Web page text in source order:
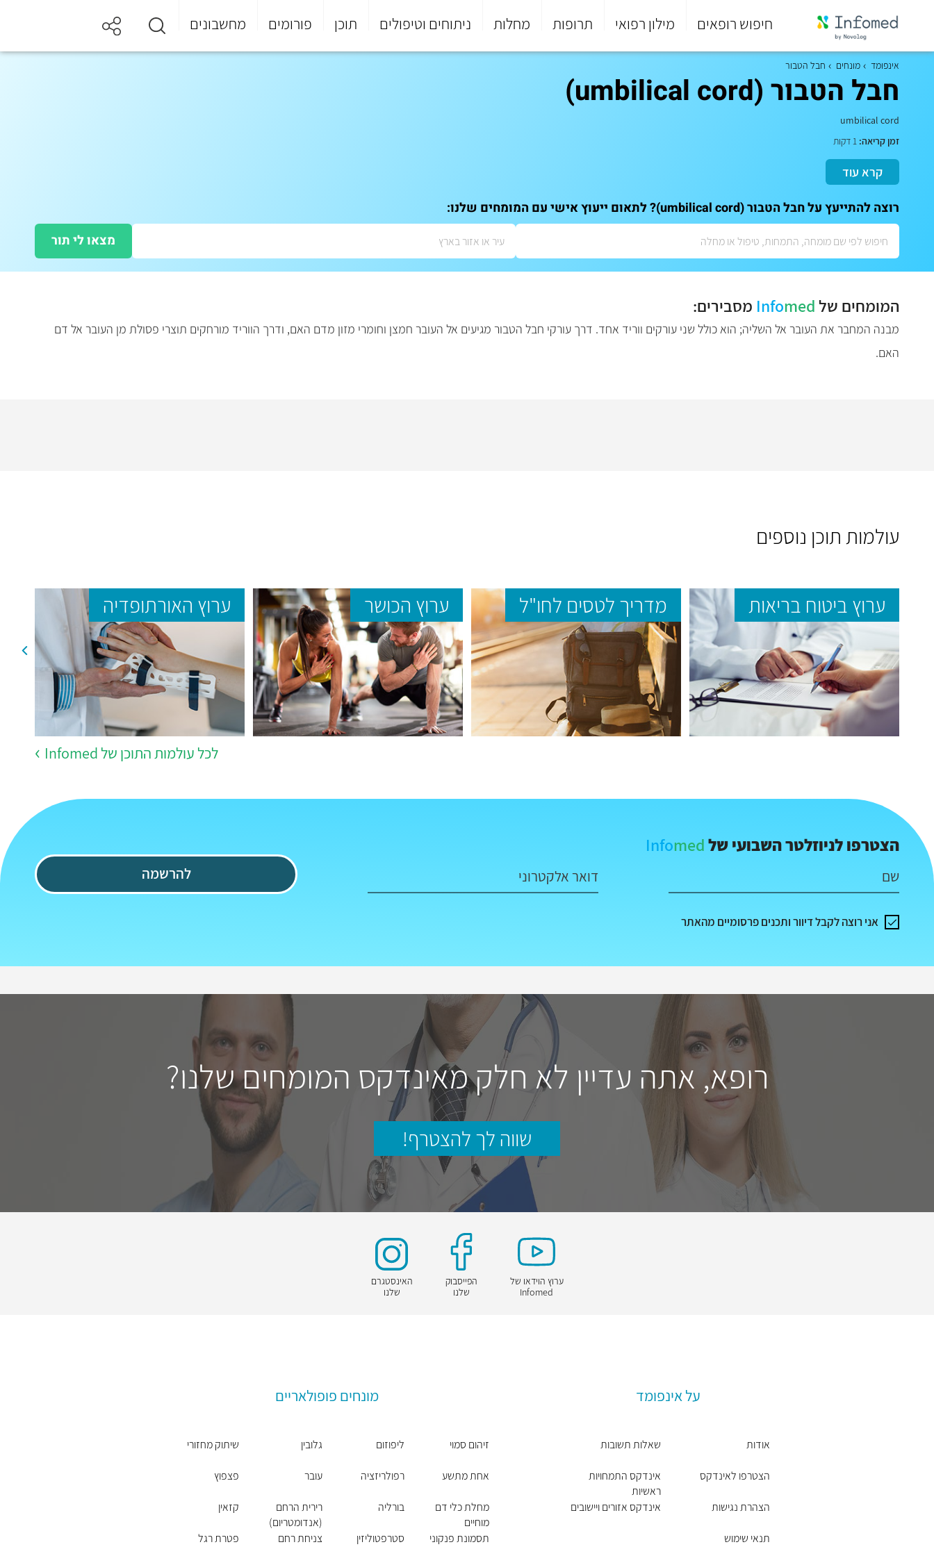
חיפוש רופאים מילון רפואי תרופות מחלות ניתוחים וטיפולים תוכן פורומים מחשבונים
סוף
הראשי.
אינפומד מונחים חבל הטבור
חבל הטבור (umbilical cord)
umbilical cord
זמן קריאה:
קרא עוד
רוצה להתייעץ על חבל הטבור (umbilical cord)? לתאום ייעוץ אישי עם המומחים שלנו:
מצאו לי תור
המומחים של Infomed מסבירים:
מבנה המחבר את העובר אל השליה; הוא כולל שני עורקים ווריד אחד. דרך עורקי חבל הטבור מגיעים אל העובר חמצן וחומרי מזון מדם האם, ודרך הווריד מורחקים תוצרי פסולת מן העובר אל דם
האם.
עולמות תוכן נוספים
ערוץ ביטוח בריאות מדריך לטסים לחו"ל ערוץ הכושר ערוץ האורתופדיה
לכל עולמות התוכן של Infomed
הצטרפו לניוזלטר השבועי של Infomed
שם דואר אלקטרוני להרשמה
אני רוצה לקבל דיוור ותכנים פרסומיים מהאתר
רופא, אתה עדיין לא חלק מאינדקס המומחים שלנו?
שווה לך להצטרף!
ערוץ הוידאו של
Infomed
הפייסבוק
שלנו
האינסטגרם
שלנו
על אינפומד
אודות
הצטרפו לאינדקס
הצהרת נגישות
תנאי שימוש
שאלות תשובות
אינדקס התמחויות
ראשיות
אינדקס אזורים ויישובים
מונחים פופולאריים
זיהום סמוי
אחת מתשע
מחלת כלי דם
מוחיים
תסמונת פנקוני
ליפוזום
רפולריזציה
בורליה
סטרפטוליזין
גלובין
עובר
רירית הרחם
(אנדומטריום)
צניחת רחם
שיתוק מחזורי
פצפוץ
קזאין
פטרת רגל